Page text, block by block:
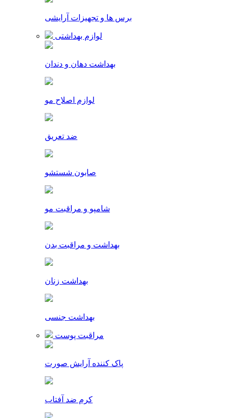
برس ها و تجهیزات آرایشی
لوازم بهداشتی
بهداشت دهان و دندان
لوازم اصلاح مو
ضد تعریق
صابون شستشو
شامپو و مراقبت مو
بهداشت و مراقبت بدن
بهداشت زنان
بهداشت جنسی
مراقبت پوست
پاک کننده آرایش صورت
کرم ضد آفتاب